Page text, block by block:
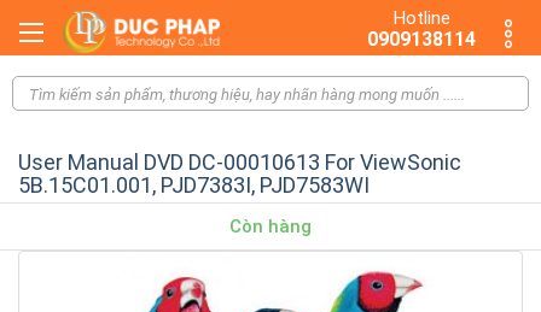
Hotline
0909138114
User Manual DVD DC-00010613 For ViewSonic
5B.15C01.001, PJD7383I, PJD7583WI
Còn hàng